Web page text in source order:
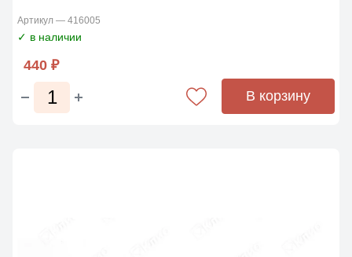
Артикул — 416005
✓ в наличии
440 ₽
В корзину